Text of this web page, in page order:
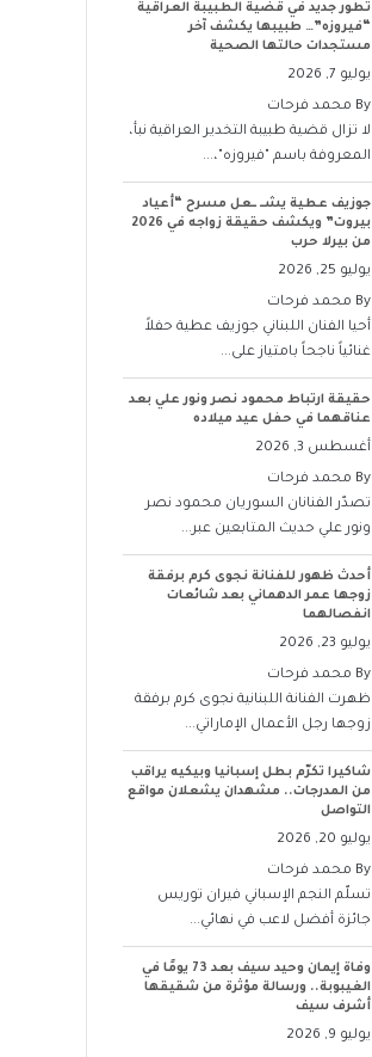
تطور جديد في قضية الطبيبة العراقية
“فيروزه”… طبيبها يكشف آخر
مستجدات حالتها الصحية
يوليو 7, 2026
By محمد فرحات
لا تزال قضية طبيبة التخدير العراقية نبأ،
المعروفة باسم "فيروزه"،...
جوزيف عطية يشــ ــعل مسرح “أعياد
بيروت” ويكشف حقيقة زواجه في 2026
من بيرلا حرب
يوليو 25, 2026
By محمد فرحات
أحيا الفنان اللبناني جوزيف عطية حفلاً
غنائياً ناجحاً بامتياز على...
حقيقة ارتباط محمود نصر ونور علي بعد
عناقهما في حفل عيد ميلاده
أغسطس 3, 2026
By محمد فرحات
تصدّر الفنانان السوريان محمود نصر
ونور علي حديث المتابعين عبر...
أحدث ظهور للفنانة نجوى كرم برفقة
زوجها عمر الدهماني بعد شائعات
انفصالهما
يوليو 23, 2026
By محمد فرحات
ظهرت الفنانة اللبنانية نجوى كرم برفقة
زوجها رجل الأعمال الإماراتي...
شاكيرا تكرّم بطل إسبانيا وبيكيه يراقب
من المدرجات.. مشهدان يشعلان مواقع
التواصل
يوليو 20, 2026
By محمد فرحات
تسلّم النجم الإسباني فيران توريس
جائزة أفضل لاعب في نهائي...
وفاة إيمان وحيد سيف بعد 73 يومًا في
الغيبوبة.. ورسالة مؤثرة من شقيقها
أشرف سيف
يوليو 9, 2026